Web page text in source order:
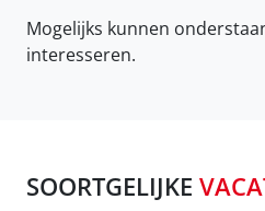
Mogelijks kunnen
interesseren.
SOORTGELIJKE